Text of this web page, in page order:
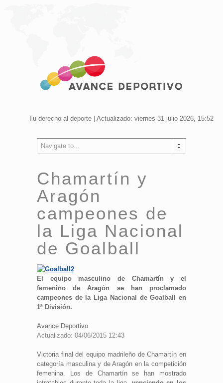
Tu derecho al deporte | Actualizado: viernes 31 julio 2026, 15:52
Navigate to...
Chamartín y
Aragón
campeones de
la Liga Nacional
de Goalball
El equipo masculino de Chamartín y el
femenino de Aragón se han proclamado
campeones de la Liga Nacional de Goalball en
1ª División.
Avance Deportivo
Actualizado: 04/06/2015 12:43
Victoria final del equipo madrileño de Chamartín en
categoría masculina y de Aragón en la competición
femenina. Los de Chamartín se han mostrado